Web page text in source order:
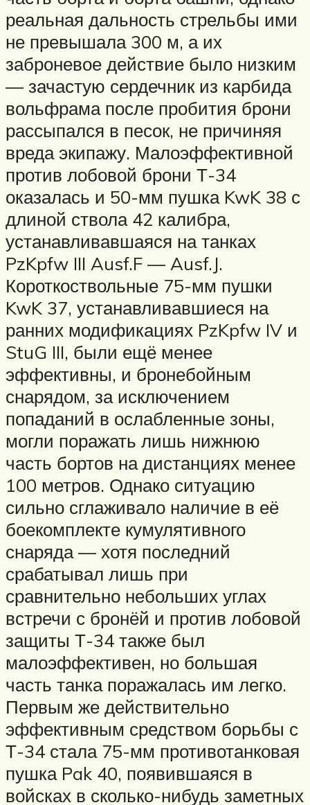
реальная дальность стрельбы ими
не превышала 300 м, а их
заброневое действие было низким
— зачастую сердечник из карбида
вольфрама после пробития брони
рассыпался в песок, не причиняя
вреда экипажу. Малоэффективной
против лобовой брони Т-34
оказалась и 50-мм пушка KwK 38 с
длиной ствола 42 калибра,
устанавливавшаяся на танках
PzKpfw III Ausf.F — Ausf.J.
Короткоствольные 75-мм пушки
KwK 37, устанавливавшиеся на
ранних модификациях PzKpfw IV и
StuG III, были ещё менее
эффективны, и бронебойным
снарядом, за исключением
попаданий в ослабленные зоны,
могли поражать лишь нижнюю
часть бортов на дистанциях менее
100 метров. Однако ситуацию
сильно сглаживало наличие в её
боекомплекте кумулятивного
снаряда — хотя последний
срабатывал лишь при
сравнительно небольших углах
встречи с бронёй и против лобовой
защиты Т-34 также был
малоэффективен, но большая
часть танка поражалась им легко.
Первым же действительно
эффективным средством борьбы с
Т-34 стала 75-мм противотанковая
пушка Pak 40, появившаяся в
войсках в сколько-нибудь заметных